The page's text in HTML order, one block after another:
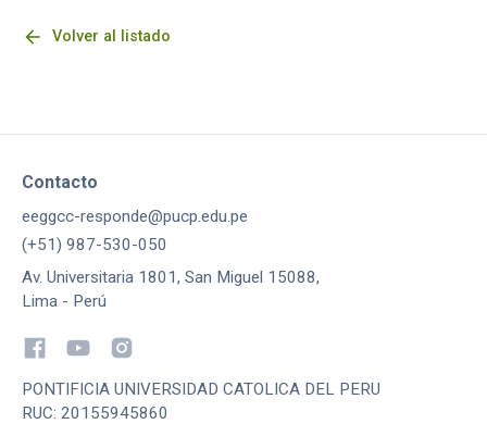
arrow_back Volver al listado
Contacto
eeggcc-responde@pucp.edu.pe
(+51) 987-530-050
Av. Universitaria 1801, San Miguel 15088,
Lima - Perú
PONTIFICIA UNIVERSIDAD CATOLICA DEL PERU
RUC: 20155945860